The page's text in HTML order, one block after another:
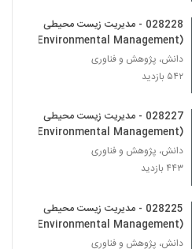
028243 - سیستم های مهندسی شده پیچیده
028244 - سیستم های مهندسی شده پیچیده
028228 - مدیریت زیست محیطی
(Environmental Management)
دانش، پژوهش و فناوری
۵۴۲ بازدید
028227 - مدیریت زیست محیطی
(Environmental Management)
دانش، پژوهش و فناوری
۴۴۳ بازدید
028225 - مدیریت زیست محیطی
(Environmental Management)
دانش، پژوهش و فناوری